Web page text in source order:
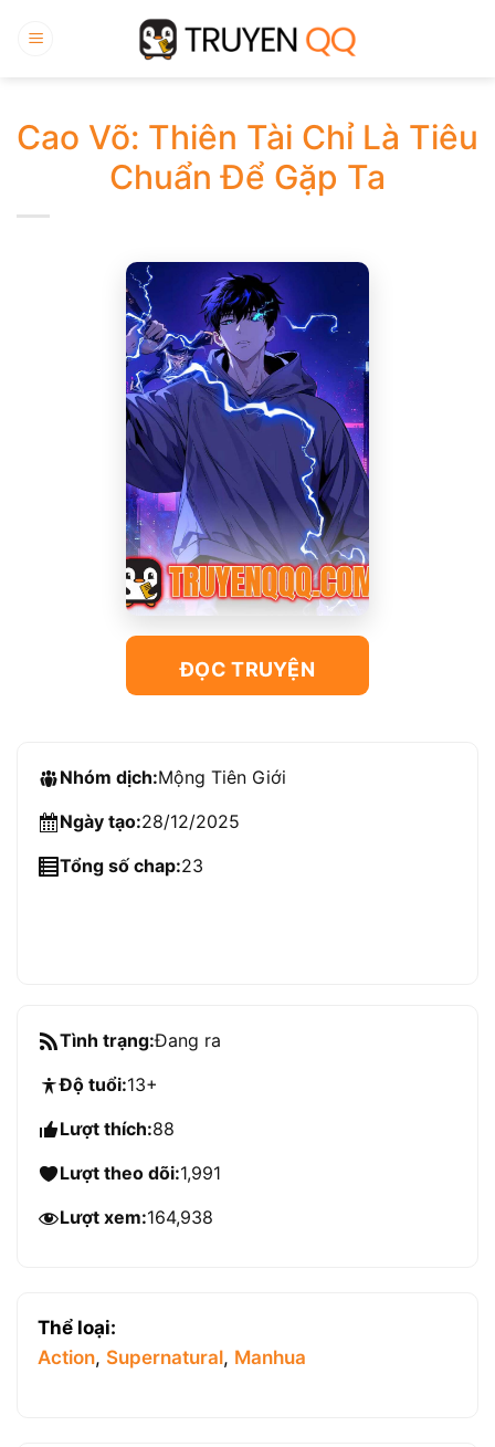
qua
Cao Võ: Thiên Tài Chỉ Là Tiêu
Chuẩn Để Gặp Ta
ĐỌC TRUYỆN
Nhóm dịch:Mộng Tiên Giới
Ngày tạo:28/12/2025
Tổng số chap:23
Tình trạng:Đang ra
Độ tuổi:13+
Lượt thích:88
Lượt theo dõi:1,991
Lượt xem:164,938
Thể loại:
Action, Supernatural, Manhua